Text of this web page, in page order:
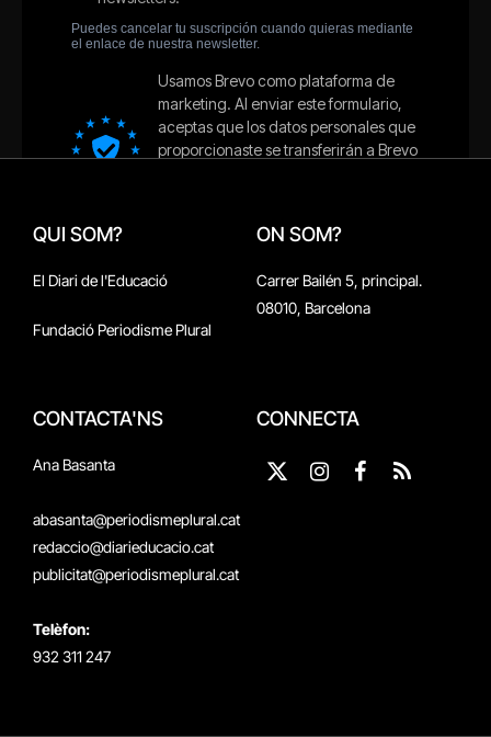
QUI SOM?
El Diari de l'Educació
Fundació Periodisme Plural
ON SOM?
Carrer Bailén 5, principal.
08010, Barcelona
CONTACTA'NS
Ana Basanta
abasanta@periodismeplural.cat
redaccio@diarieducacio.cat
publicitat@periodismeplural.cat
Telèfon:
932 311 247
CONNECTA
X
InstagramFacebook
RSS